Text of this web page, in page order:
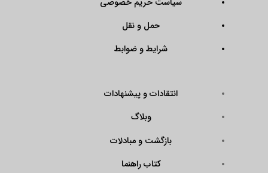
حمل و نقل
شرایط و ضوابط
انتقادات و پیشنهادات
وبلاگ
بازگشت و مبادلات
کتاب راهنما